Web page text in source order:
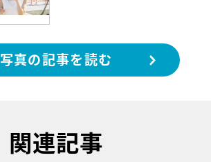
写真の記事を読む
関連記事